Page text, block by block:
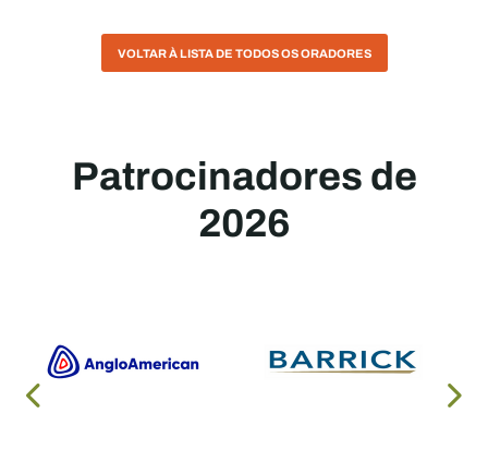
VOLTAR À LISTA DE TODOS OS ORADORES
Patrocinadores de
2026